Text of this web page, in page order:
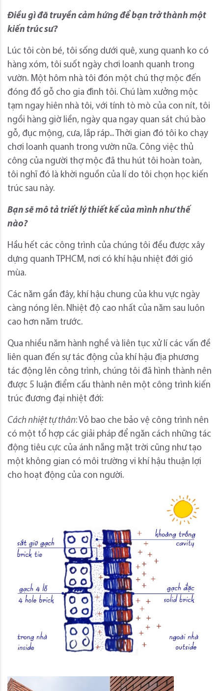
Điều gì đã truyền cảm hứng để bạn trở thành một
kiến trúc sư?
Lúc tôi còn bé, tôi sống dưới quê, xung quanh ko có
hàng xóm, tôi suốt ngày chơi loanh quanh trong
vườn. Một hôm nhà tôi đón một chú thợ mộc đến
đóng đồ gỗ cho gia đình tôi. Chú làm xưởng mộc
tạm ngay hiên nhà tôi, với tính tò mò của con nít, tôi
ngồi hàng giờ liền, ngày qua ngay quan sát chú bào
gỗ, đục mộng, cưa, lắp ráp... Thời gian đó tôi ko chạy
chơi loanh quanh trong vườn nữa. Công việc thủ
công của người thợ mộc đã thu hút tôi hoàn toàn,
tôi nghĩ đó là khời nguồn của lí do tôi chọn học kiến
trúc sau này.
Bạn sẽ mô tả triết lý thiết kế của mình như thế
nào?
Hầu hết các công trình của chúng tôi đều được xây
dựng quanh TPHCM, nơi có khí hậu nhiệt đới gió
mùa.
Các năm gần đây, khí hậu chung của khu vực ngày
càng nóng lên. Nhiệt độ cao nhất của năm sau luôn
cao hơn năm trước.
Qua nhiều năm hành nghề và liên tục xử lí các vấn đề
liên quan đến sự tác động của khí hậu địa phương
tác động lên công trình, chúng tôi đã hình thành nên
được 5 luận điểm cấu thành nên một công trình kiến
trúc đương đại nhiệt đới:
Cách nhiệt tự thân: Vỏ bao che bảo vệ công trình nên
có một tổ hợp các giải pháp để ngăn cách những tác
động tiêu cực của ánh nắng mặt trời cũng như tạo
một không gian có môi trường vi khí hậu thuận lợi
cho hoạt động của con người.